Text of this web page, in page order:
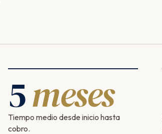
5meses
Tiempo medio desde inicio hasta
cobro.